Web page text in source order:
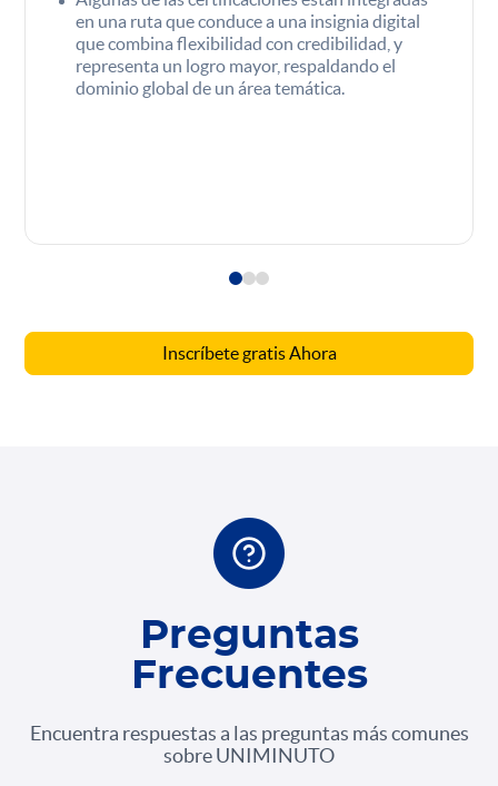
en una ruta que conduce a una insignia digital
que combina flexibilidad con credibilidad, y
representa un logro mayor, respaldando el
dominio global de un área temática.
Inscríbete gratis Ahora
Preguntas
Frecuentes
Encuentra respuestas a las preguntas más comunes
sobre UNIMINUTO